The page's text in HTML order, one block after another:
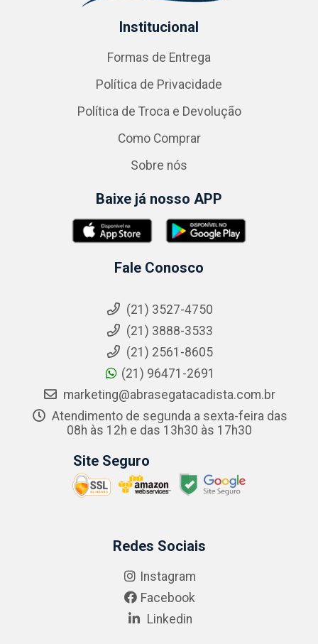
Institucional
Formas de Entrega
Política de Privacidade
Política de Troca e Devolução
Como Comprar
Sobre nós
Baixe já nosso APP
Fale Conosco
(21) 3527-4750
(21) 3888-3533
(21) 2561-8605
(21) 96471-2691
marketing@abrasegatacadista.com.br
Atendimento de segunda a sexta-feira das
08h às 12h e das 13h30 às 17h30
Site Seguro
Redes Sociais
Instagram
Facebook
Linkedin